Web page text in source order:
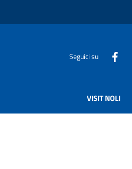
Seguici su
VISIT NOLI